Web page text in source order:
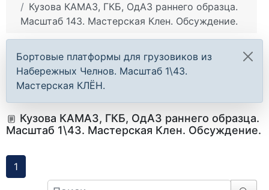
Кузова КАМАЗ, ГКБ, ОдАЗ раннего образца.
Масштаб 143. Мастерская Клен. Обсуждение.
Бортовые платформы для грузовиков из
Набережных Челнов. Масштаб 1\43.
Мастерская КЛЁН.
Кузова КАМАЗ, ГКБ, ОдАЗ раннего образца.
Масштаб 1\43. Мастерская Клен. Обсуждение.
1